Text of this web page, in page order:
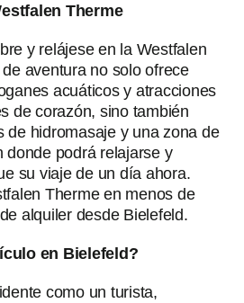
Therme
y relájese en la Westfalen
aventura no solo ofrece
acuáticos y atracciones
de corazón, sino también
de hidromasaje y una zona de
donde podrá relajarse y
su viaje de un día ahora.
Therme en menos de
alquiler desde Bielefeld.
en Bielefeld?
como un turista,